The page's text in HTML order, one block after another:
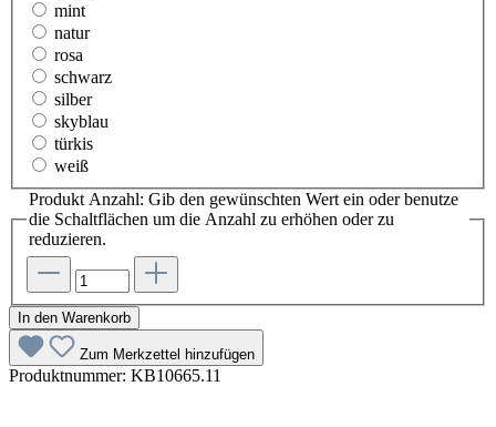
mint
natur
rosa
schwarz
silber
skyblau
türkis
weiß
Produkt Anzahl: Gib den gewünschten Wert ein oder benutze
die Schaltflächen um die Anzahl zu erhöhen oder zu
reduzieren.
In den Warenkorb
Zum Merkzettel hinzufügen
Produktnummer: KB10665.11